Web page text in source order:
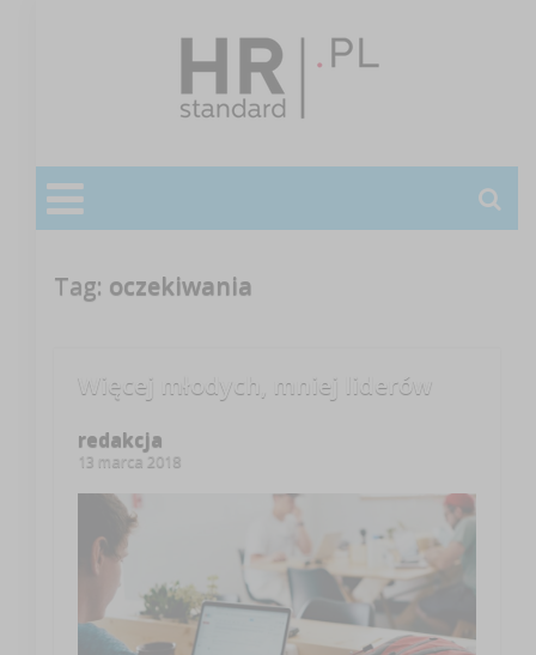
Tag: oczekiwania
Więcej młodych, mniej liderów
redakcja
13 marca 2018